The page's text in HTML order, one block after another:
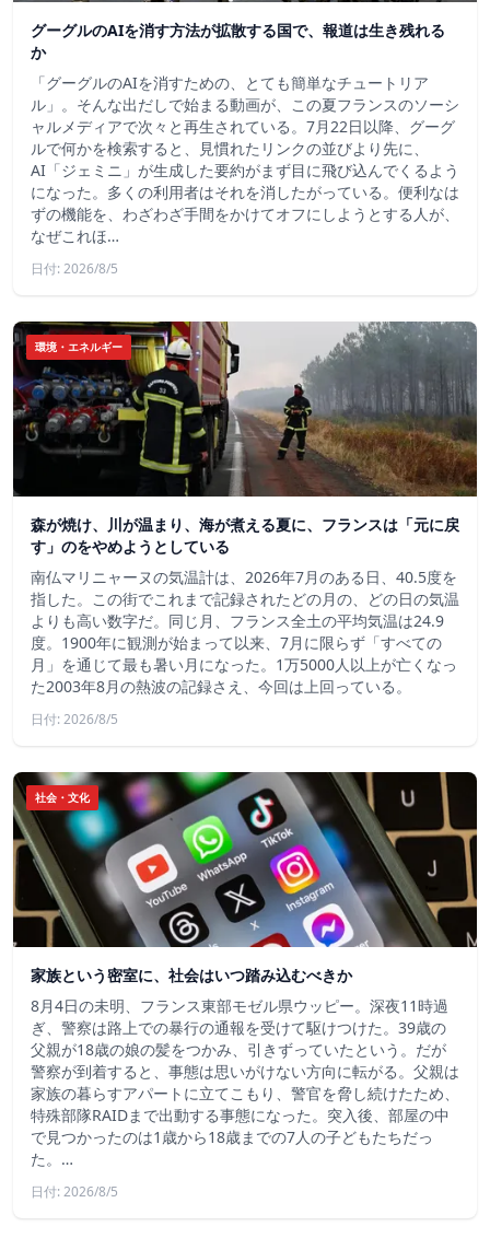
グーグルのAIを消す方法が拡散する国で、報道は生き残れる
か
「グーグルのAIを消すための、とても簡単なチュートリア
ル」。そんな出だしで始まる動画が、この夏フランスのソーシ
ャルメディアで次々と再生されている。7月22日以降、グーグ
ルで何かを検索すると、見慣れたリンクの並びより先に、
AI「ジェミニ」が生成した要約がまず目に飛び込んでくるよう
になった。多くの利用者はそれを消したがっている。便利なは
ずの機能を、わざわざ手間をかけてオフにしようとする人が、
なぜこれほ…
日付: 2026/8/5
環境・エネルギー
森が焼け、川が温まり、海が煮える夏に、フランスは「元に戻
す」のをやめようとしている
南仏マリニャーヌの気温計は、2026年7月のある日、40.5度を
指した。この街でこれまで記録されたどの月の、どの日の気温
よりも高い数字だ。同じ月、フランス全土の平均気温は24.9
度。1900年に観測が始まって以来、7月に限らず「すべての
月」を通じて最も暑い月になった。1万5000人以上が亡くなっ
た2003年8月の熱波の記録さえ、今回は上回っている。
日付: 2026/8/5
社会・文化
家族という密室に、社会はいつ踏み込むべきか
8月4日の未明、フランス東部モゼル県ウッピー。深夜11時過
ぎ、警察は路上での暴行の通報を受けて駆けつけた。39歳の
父親が18歳の娘の髪をつかみ、引きずっていたという。だが
警察が到着すると、事態は思いがけない方向に転がる。父親は
家族の暮らすアパートに立てこもり、警官を脅し続けたため、
特殊部隊RAIDまで出動する事態になった。突入後、部屋の中
で見つかったのは1歳から18歳までの7人の子どもたちだっ
た。…
日付: 2026/8/5